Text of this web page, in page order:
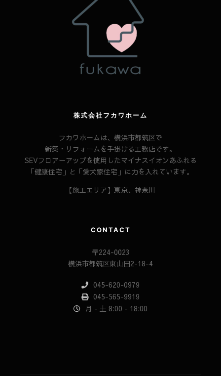
株式会社フカワホーム
フカワホームは、横浜市都筑区で
新築・リフォームを手掛ける工務店です。
SEVフロアーアップを使用したマイナスイオンあふれる
「健康住宅」と「愛犬家住宅」に力を入れています。
【施工エリア】東京、神奈川
CONTACT
〒224-0023
横浜市都筑区東山田2-18-4
045-620-0979
045-565-9919
月 - 土 8:00 - 18:00